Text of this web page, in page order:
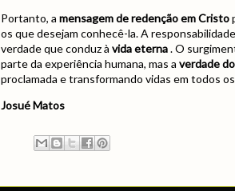
Portanto, a mensagem de redenção em Cristo
os que desejam conhecê-la. A
verdade que conduz à vida eterna. O
parte da experiência humana, mas a verdade
proclamada e transformando vidas em todos
Josué Matos